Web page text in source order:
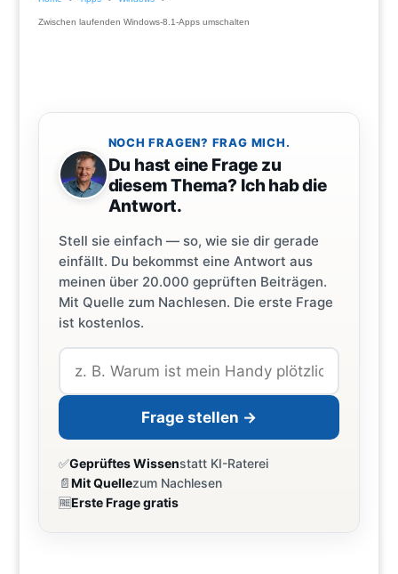
Zwischen laufenden Windows-8.1-Apps umschalten
NOCH FRAGEN? FRAG MICH.
Du hast eine Frage zu
diesem Thema? Ich hab die
Antwort.
Stell sie einfach — so, wie sie dir gerade
einfällt. Du bekommst eine Antwort aus
meinen über 20.000 geprüften Beiträgen.
Mit Quelle zum Nachlesen. Die erste Frage
ist kostenlos.
Frage stellen →
✅Geprüftes Wissenstatt KI-Raterei
📄Mit Quellezum Nachlesen
🆓Erste Frage gratis